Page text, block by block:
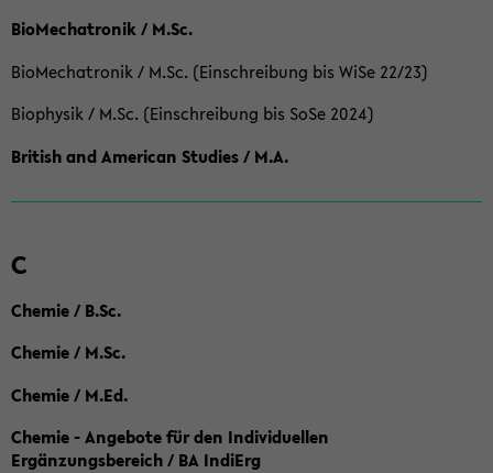
BioMechatronik / M.Sc.
BioMechatronik / M.Sc. (Einschreibung bis WiSe 22/23)
Biophysik / M.Sc. (Einschreibung bis SoSe 2024)
British and American Studies / M.A.
C
Chemie / B.Sc.
Chemie / M.Sc.
Chemie / M.Ed.
Chemie - Angebote für den Individuellen
Ergänzungsbereich / BA IndiErg